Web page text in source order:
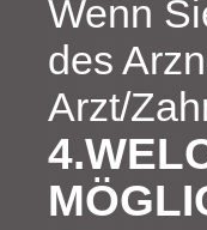
Wenn
des
Arzt/